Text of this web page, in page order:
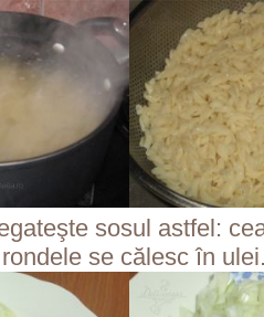
sosul astfel:
se călesc în